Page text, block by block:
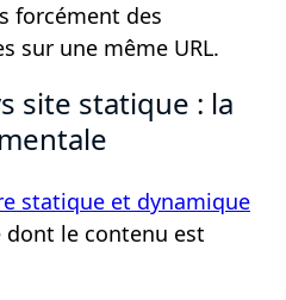
forcément des
sur une même URL.
site statique : la
statique et dynamique
dont le contenu est